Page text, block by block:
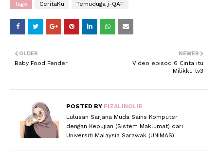
Tags CeritaKu Temuduga j-QAF
NEWER
Video episod 6 Cinta itu
Milikku tv3
OLDER
Baby Food Fender
POSTED BY FIZALINOLIE
Lulusan Sarjana Muda Sains Komputer
dengan Kepujian (Sistem Maklumat) dari
Universiti Malaysia Sarawak (UNIMAS)